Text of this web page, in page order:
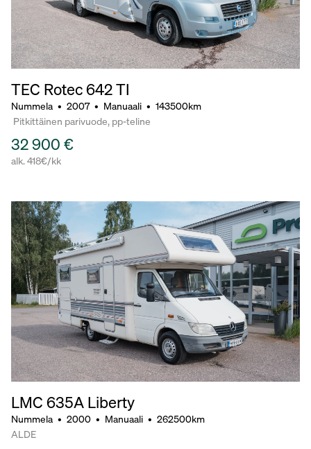
TEC Rotec 642 TI
Nummela • 2007 • Manuaali • 143500km
Pitkittäinen parivuode, pp-teline
32 900 €
alk. 418€/kk
LMC 635A Liberty
Nummela • 2000 • Manuaali • 262500km
ALDE